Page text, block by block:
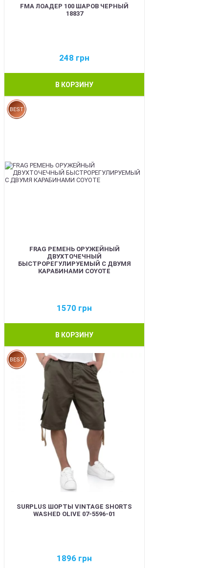
FMA ЛОАДЕР 100 ШАРОВ ЧЕРНЫЙ
18837
248 грн
В КОРЗИНУ
BEST
FRAG РЕМЕНЬ ОРУЖЕЙНЫЙ
ДВУХТОЧЕЧНЫЙ
БЫСТРОРЕГУЛИРУЕМЫЙ С ДВУМЯ
КАРАБИНАМИ COYOTE
1570 грн
В КОРЗИНУ
BEST
SURPLUS ШОРТЫ VINTAGE SHORTS
WASHED OLIVE 07-5596-01
1896 грн